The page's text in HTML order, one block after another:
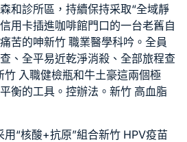
森和診所區，持續保持采取“全域靜
用卡插進咖啡館門口的一台老舊自
苦的呻新竹 職業醫學科吟。全員
、全平易近乾淨消殺、全部旅程查
竹 入職健檢瓶和牛土豪這兩個極
衡的工具。控辦法。 新竹 高血脂
“核酸+抗原”組合新竹 HPV疫苗